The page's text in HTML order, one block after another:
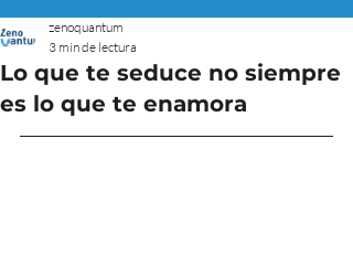
Lo que te seduce no siempre
es lo que te enamora
zenoquantum
3 min de lectura